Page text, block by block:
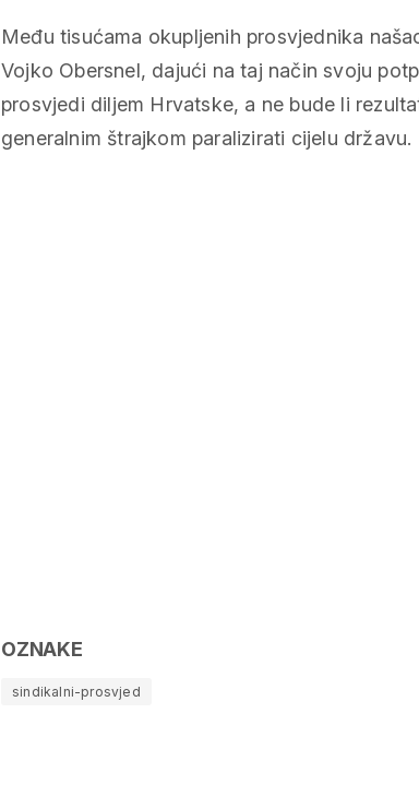
Među tisućama okupljenih prosvjednika
Vojko Obersnel, dajući na taj način svoju
prosvjedi diljem Hrvatske, a ne bude li
generalnim štrajkom paralizirati cijelu državu.
OZNAKE
sindikalni-prosvjed